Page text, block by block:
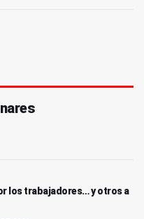
los trabajadores… y otros a